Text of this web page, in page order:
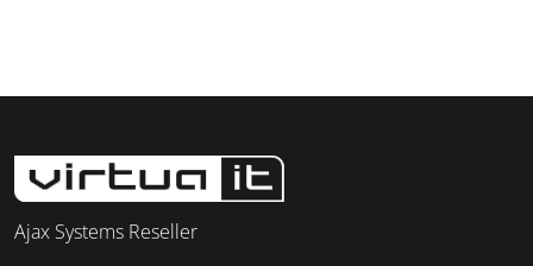
Ajax Systems Reseller